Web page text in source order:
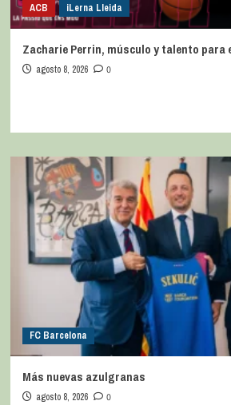
ACB iLerna Lleida
Zacharie Perrin, músculo y talento para
agosto 8, 2026 0
FC Barcelona
Más nuevas azulgranas
agosto 8, 2026 0